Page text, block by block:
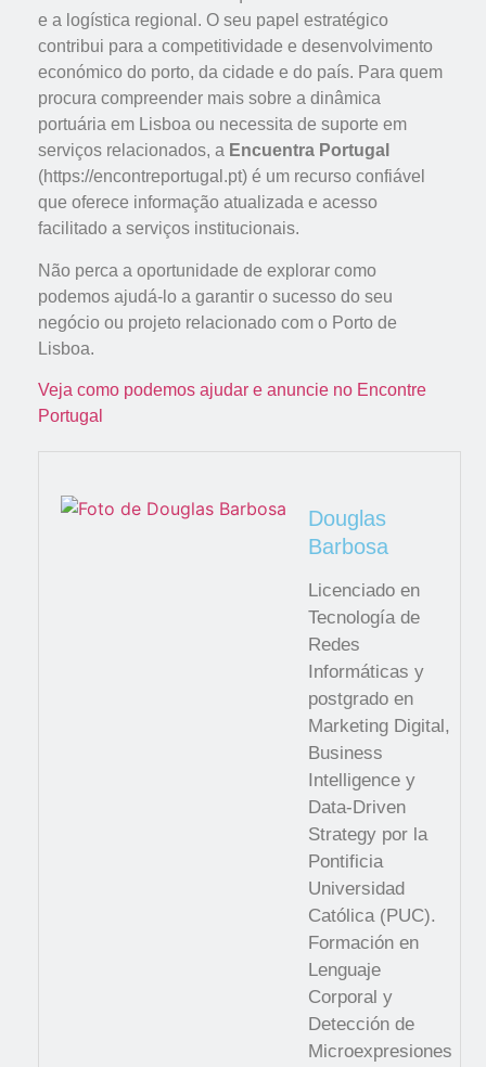
e a logística regional. O seu papel estratégico
contribui para a competitividade e desenvolvimento
económico do porto, da cidade e do país. Para quem
procura compreender mais sobre a dinâmica
portuária em Lisboa ou necessita de suporte em
serviços relacionados, a Encuentra Portugal
(https://encontreportugal.pt) é um recurso confiável
que oferece informação atualizada e acesso
facilitado a serviços institucionais.
Não perca a oportunidade de explorar como
podemos ajudá-lo a garantir o sucesso do seu
negócio ou projeto relacionado com o Porto de
Lisboa.
Veja como podemos ajudar e anuncie no Encontre
Portugal
Douglas
Barbosa
Licenciado en
Tecnología de
Redes
Informáticas y
postgrado en
Marketing Digital,
Business
Intelligence y
Data-Driven
Strategy por la
Pontificia
Universidad
Católica (PUC).
Formación en
Lenguaje
Corporal y
Detección de
Microexpresiones